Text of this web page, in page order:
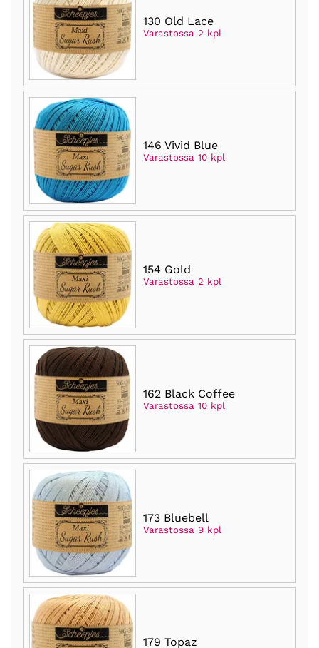
130 Old Lace
Varastossa 2 kpl
146 Vivid Blue
Varastossa 10 kpl
154 Gold
Varastossa 2 kpl
162 Black Coffee
Varastossa 10 kpl
173 Bluebell
Varastossa 9 kpl
179 Topaz